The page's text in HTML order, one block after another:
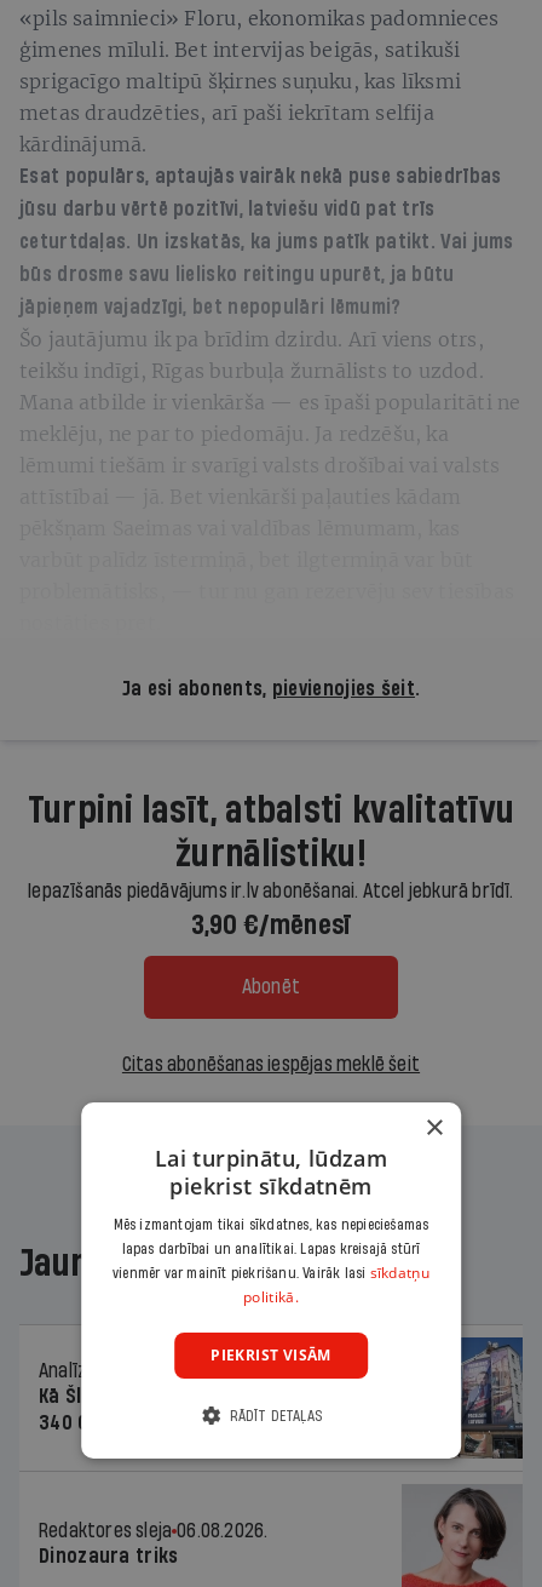
«pils saimnieci» Floru, ekonomikas padomnieces
ģimenes mīluli. Bet intervijas beigās, satikuši
sprigacīgo maltipū šķirnes suņuku, kas līksmi
metas draudzēties, arī paši iekrītam selfija
kārdinājumā.
Esat populārs, aptaujās vairāk nekā puse sabiedrības
jūsu darbu vērtē pozitīvi, latviešu vidū pat trīs
ceturtdaļas. Un izskatās, ka jums patīk patikt. Vai jums
būs drosme savu lielisko reitingu upurēt, ja būtu
jāpieņem vajadzīgi, bet nepopulāri lēmumi?
Šo jautājumu ik pa brīdim dzirdu. Arī viens otrs,
teikšu indīgi, Rīgas burbuļa žurnālists to uzdod.
Mana atbilde ir vienkārša — es īpaši popularitāti ne
meklēju, ne par to piedomāju. Ja redzēšu, ka
lēmumi tiešām ir svarīgi valsts drošībai vai valsts
Ja esi abonents, pievienojies šeit.
Turpini lasīt, atbalsti kvalitatīvu
žurnālistiku!
Iepazīšanās piedāvājums ir.lv abonēšanai. Atcel jebkurā brīdī.
3,90 €/mēnesī
Abonēt
Citas abonēšanas iespējas meklē šeit
Jaunākajā žurnālā
Analīze
06.08.2026.
Kā Šlesera partija palika nesodīta par
340 000 vērtu reklāmas kampaņu
Redaktores sleja 06.08.2026.
Dinozaura triks
×
Lai turpinātu, lūdzam
piekrist sīkdatnēm
Mēs izmantojam tikai sīkdatnes, kas nepieciešamas
lapas darbībai un analītikai. Lapas kreisajā stūrī
vienmēr var mainīt piekrišanu. Vairāk lasi sīkdatņu
politikā.
PIEKRIST VISĀM
RĀDĪT DETAĻAS